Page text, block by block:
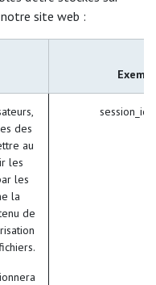
site web :
des
au
les
les
la
de
session_id